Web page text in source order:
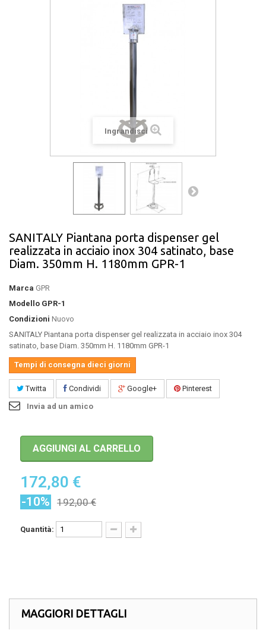
Ingrandisci
SANITALY Piantana porta dispenser gel
realizzata in acciaio inox 304 satinato, base
Diam. 350mm H. 1180mm GPR-1
Marca GPR
Modello GPR-1
Condizioni Nuovo
SANITALY Piantana porta dispenser gel realizzata in acciaio inox 304
satinato, base Diam. 350mm H. 1180mm GPR-1
Tempi di consegna dieci giorni
Twitta Condividi Google+
Pinterest
Invia ad un amico
AGGIUNGI AL CARRELLO
172,80 €
-10% 192,00 €
Quantità:
MAGGIORI DETTAGLI